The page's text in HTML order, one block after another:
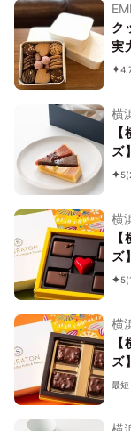
ク
実
横
ズ
5
横
ズ
チ
5
横
ズ
バ
最